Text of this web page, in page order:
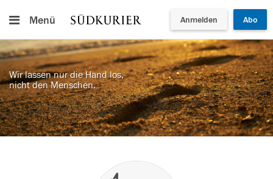
Menü Anmelden Abo
Wir lassen nur die Hand los,
nicht den Menschen.